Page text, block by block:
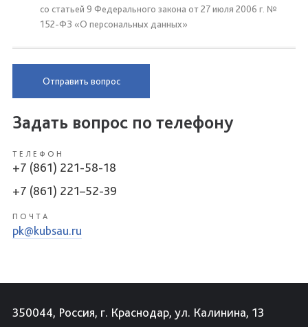
со статьей 9 Федерального закона от 27 июля 2006 г. №
152-ФЗ «О персональных данных»
Отправить вопрос
Задать вопрос по телефону
ТЕЛЕФОН
+7 (861) 221-58-18
+7 (861) 221–52-39
ПОЧТА
pk@kubsau.ru
350044, Россия, г. Краснодар, ул. Калинина, 13